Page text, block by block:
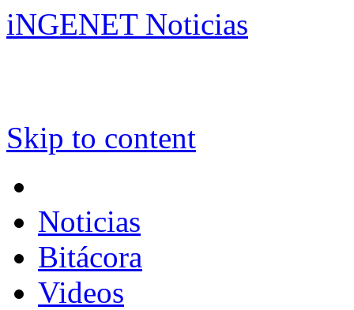
iNGENET Noticias
Skip to content
Noticias
Bitácora
Videos